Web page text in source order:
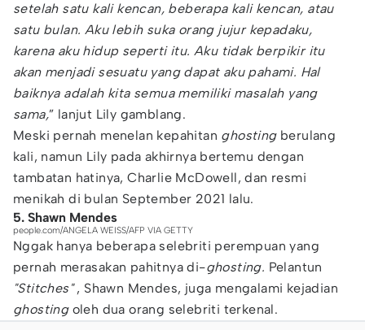
setelah satu kali kencan, beberapa kali kencan, atau
satu bulan. Aku lebih suka orang jujur ​​kepadaku,
karena aku hidup seperti itu. Aku tidak berpikir itu
akan menjadi sesuatu yang dapat aku pahami. Hal
baiknya adalah kita semua memiliki masalah yang
sama,” lanjut Lily gamblang.
Meski pernah menelan kepahitan ghostingberulang
kali, namun Lily pada akhirnya bertemu dengan
tambatan hatinya, Charlie McDowell, dan resmi
menikah di bulan September 2021 lalu.
5. Shawn Mendes
people.com/ANGELA WEISS/AFP VIA GETTY
Nggak hanya beberapa selebriti perempuan yang
pernah merasakan pahitnya di-ghosting. Pelantun
"Stitches", Shawn Mendes, juga mengalami kejadian
ghostingoleh dua orang selebriti terkenal.